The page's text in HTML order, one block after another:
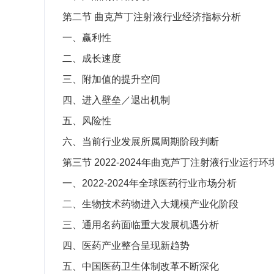
第二节 曲克芦丁注射液行业经济指标分析
一、赢利性
二、成长速度
三、附加值的提升空间
四、进入壁垒／退出机制
五、风险性
六、当前行业发展所属周期阶段判断
第三节 2022-2024年曲克芦丁注射液行业运行环
一、 2022-2024年全球医药行业市场分析
二、生物技术药物进入大规模产业化阶段
三、通用名药面临重大发展机遇分析
四、医药产业整合呈现新趋势
五、中国医药卫生体制改革不断深化